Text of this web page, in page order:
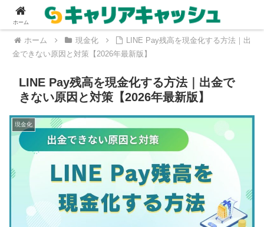
ホーム 現金化
LINE Pay残高を現金化する方法｜出
金できない原因と対策【2026年最新版】
LINE Pay残高を現金化する方法｜出金で
きない原因と対策【2026年最新版】
現金化
ホーム